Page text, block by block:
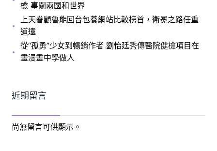
檢 事關兩國和世界
上天眷顧魯能回台包養網站比較榜首，衛冕之路任重
道遠
從“孤勇”少女到暢銷作者 劉怡廷秀傳醫院健檢項目在
畫漫畫中學做人
近期留言
尚無留言可供顯示。